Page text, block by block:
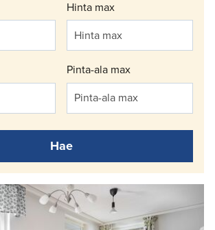
Hinta max
Pinta-ala max